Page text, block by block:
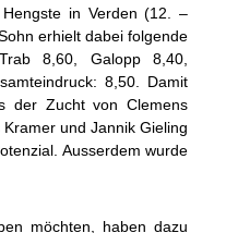
in Verden (12. –
erhielt dabei folgende
8,60, Galopp 8,40,
8,50. Damit
der Zucht von Clemens
und Jannik Gieling
Ausserdem wurde
möchten, haben dazu